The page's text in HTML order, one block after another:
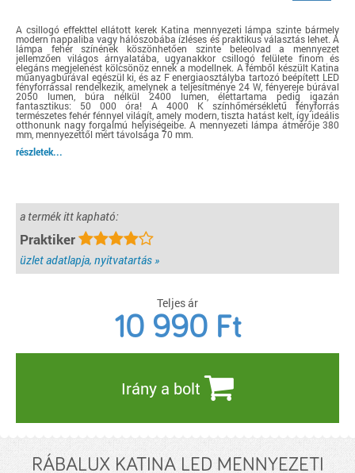
A csillogó effekttel ellátott kerek Katina mennyezeti lámpa szinte bármely
modern nappaliba vagy hálószobába ízléses és praktikus választás lehet. A
lámpa fehér színének köszönhetően szinte beleolvad a mennyezet
jellemzően világos árnyalatába, ugyanakkor csillogó felülete finom és
elegáns megjelenést kölcsönöz ennek a modellnek. A fémből készült Katina
műanyagbúrával egészül ki, és az F energiaosztályba tartozó beépített LED
fényforrással rendelkezik, amelynek a teljesítménye 24 W, fényereje búrával
2050 lumen, búra nélkül 2400 lumen, élettartama pedig igazán
fantasztikus: 50 000 óra! A 4000 K színhőmérsékletű fényforrás
természetes fehér fénnyel világít, amely modern, tiszta hatást kelt, így ideális
otthonunk nagy forgalmú helyiségeibe. A mennyezeti lámpa átmérője 380
mm, mennyezettől mért távolsága 70 mm.
részletek...
a termék itt kapható:
Praktiker
üzlet adatlapja, nyitvatartás »
Teljes ár
10 990 Ft
Irány a bolt
RÁBALUX KATINA LED MENNYEZETI